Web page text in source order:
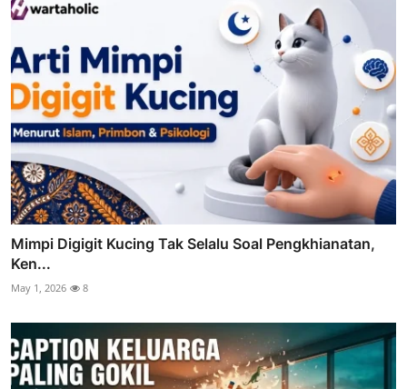
Mimpi Digigit Kucing Tak Selalu Soal Pengkhianatan,
Ken...
May 1, 2026 8